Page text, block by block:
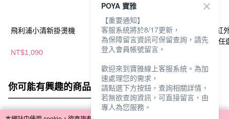
飛利浦小清新掛燙機
NT$1,090
【廠商直送】Pingo
Travel Qmini極輕掌型
吹風機-多款任選
NT$780
KINYO勁速遠紅
護吹風機-多款任
你可能有興趣的商品 全站排行
POYA 寶雅
【重要通知】
客服系統將於8/17更新，
為保障留言資訊可保留查詢，請先
登入會員帳號留言。
歡迎來到寶雅線上客服系統。為加
速處理您的需求，
請點選下方按鈕，查詢相關詳情，
若無欲查詢資訊，可直接留言，由
專人為您服務。